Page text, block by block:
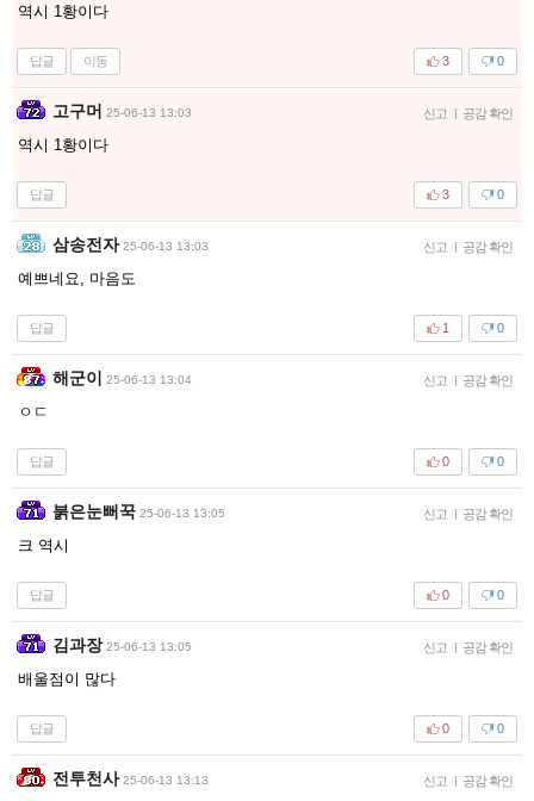
역시 1황이다
답글 이동 0
3
고구머 25-06-13 13:03 신고 | 공감 확인
역시 1황이다
답글 0
3
삼송전자 25-06-13 13:03 신고 | 공감 확인
예쁘네요, 마음도
답글 0
1
해군이 25-06-13 13:04 신고 | 공감 확인
ㅇㄷ
답글 0
0
붉은눈뻐꾹 25-06-13 13:05 신고 | 공감 확인
크 역시
답글 0
0
김과장 25-06-13 13:05 신고 | 공감 확인
배울점이 많다
답글 0
0
전투천사 25-06-13 13:13 신고 | 공감 확인